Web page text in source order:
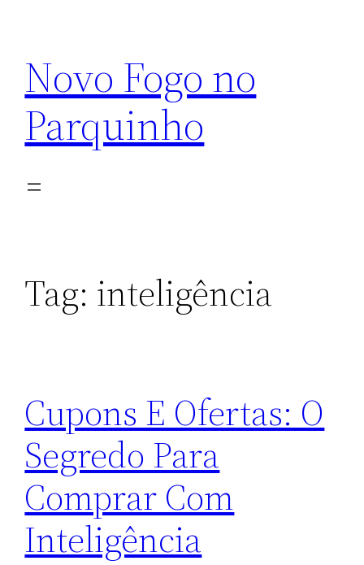
conteúdo
Novo Fogo no
Parquinho
Tag: inteligência
Cupons E Ofertas: O
Segredo Para
Comprar Com
Inteligência